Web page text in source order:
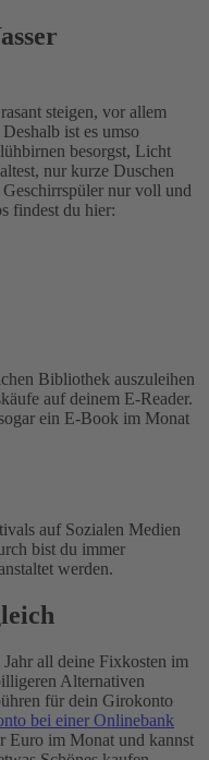
steigen, vor allem
ist es umso
besorgst, Licht
nur kurze Duschen
nur voll und
findest du hier:
Bibliothek auszuleihen
auf deinem E-Reader.
ein E-Book im Monat
auf Sozialen Medien
bist du immer
werden.
all deine Fixkosten im
Alternativen
für dein Girokonto
bei einer Onlinebank
Euro im Monat und kannst